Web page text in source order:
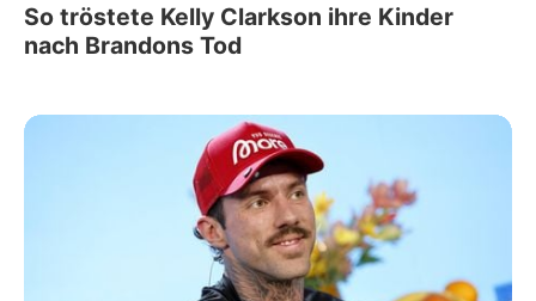
So tröstete Kelly Clarkson ihre Kinder
nach Brandons Tod